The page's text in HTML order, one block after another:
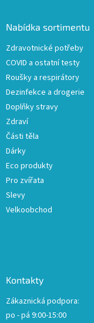
Nabídka sortimentu
Zdravotnické potřeby
COVID a ostatní testy
Roušky a respirátory
Dezinfekce a drogerie
Doplňky stravy
Zdraví
Části těla
Dárky
Eco produkty
Pro zvířata
Slevy
Velkoobchod
Kontakty
Zákaznická podpora:
po - pá 9:00-15:00